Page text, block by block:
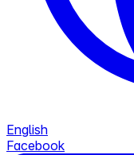
English
Facebook